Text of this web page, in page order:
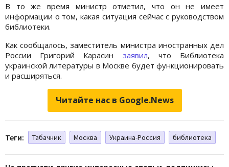
В то же время министр отметил, что он не имеет
информации о том, какая ситуация сейчас с руководством
библиотеки.
Как сообщалось, заместитель министра иностранных дел
России Григорий Карасин заявил, что Библиотека
украинской литературы в Москве будет функционировать
и расширяться.
Читайте нас в Google.News
Теги: Табачник Москва Украина-Россия библиотека